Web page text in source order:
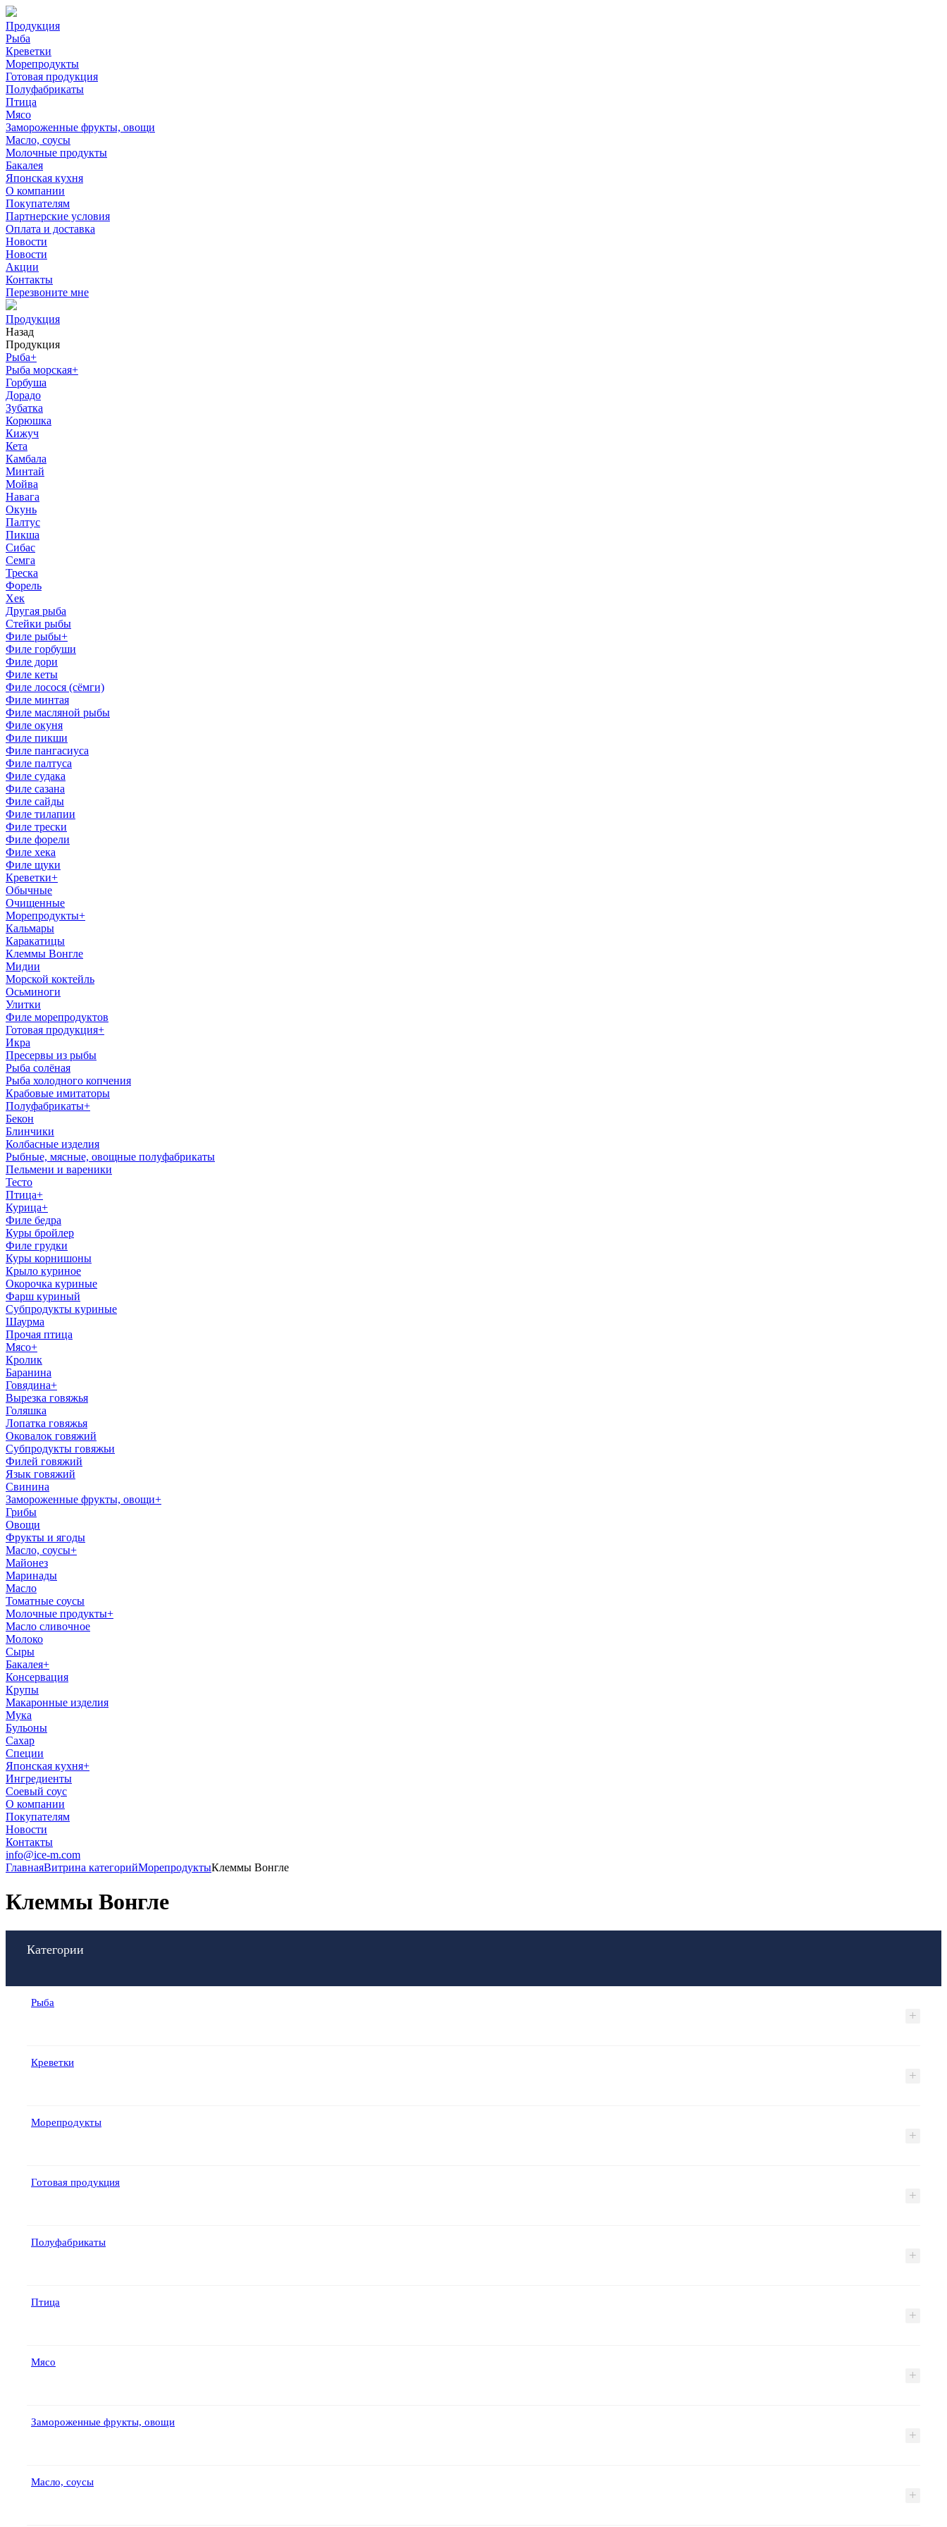
Продукция
Рыба
Креветки
Морепродукты
Готовая продукция
Полуфабрикаты
Птица
Мясо
Замороженные фрукты, овощи
Масло, соусы
Молочные продукты
Бакалея
Японская кухня
О компании
Покупателям
Партнерские условия
Оплата и доставка
Новости
Новости
Акции
Контакты
Перезвоните мне
Продукция
Назад
Продукция
Рыба+
Рыба морская+
Горбуша
Дорадо
Зубатка
Корюшка
Кижуч
Кета
Камбала
Минтай
Мойва
Навага
Окунь
Палтус
Пикша
Сибас
Семга
Треска
Форель
Хек
Другая рыба
Стейки рыбы
Филе рыбы+
Филе горбуши
Филе дори
Филе кеты
Филе лосоcя (сёмги)
Филе минтая
Филе масляной рыбы
Филе окуня
Филе пикши
Филе пангасиуса
Филе палтуса
Филе судака
Филе сазана
Филе сайды
Филе тилапии
Филе трески
Филе форели
Филе хека
Филе щуки
Креветки+
Обычные
Очищенные
Морепродукты+
Кальмары
Каракатицы
Клеммы Вонгле
Мидии
Морской коктейль
Осьминоги
Улитки
Филе морепродуктов
Готовая продукция+
Икра
Пресервы из рыбы
Рыба солёная
Рыба холодного копчения
Крабовые имитаторы
Полуфабрикаты+
Бекон
Блинчики
Колбасные изделия
Рыбные, мясные, овощные полуфабрикаты
Пельмени и вареники
Тесто
Птица+
Курица+
Филе бедра
Куры бройлер
Филе грудки
Куры корнишоны
Крыло куриное
Окорочка куриные
Фарш куриный
Субпродукты куриные
Шаурма
Прочая птица
Мясо+
Кролик
Баранина
Говядина+
Вырезка говяжья
Голяшка
Лопатка говяжья
Оковалок говяжий
Субпродукты говяжьи
Филей говяжий
Язык говяжий
Свинина
Замороженные фрукты, овощи+
Грибы
Овощи
Фрукты и ягоды
Масло, соусы+
Майонез
Маринады
Масло
Томатные соусы
Молочные продукты+
Масло сливочное
Молоко
Сыры
Бакалея+
Консервация
Крупы
Макаронные изделия
Мука
Бульоны
Сахар
Специи
Японская кухня+
Ингредиенты
Соевый соус
О компании
Покупателям
Новости
Контакты
info@ice-m.com
ГлавнаяВитрина категорийМорепродуктыКлеммы Вонгле
Клеммы Вонгле
Категории
Рыба
+
Креветки
+
Морепродукты
+
Готовая продукция
+
Полуфабрикаты
+
Птица
+
Мясо
+
Замороженные фрукты, овощи
+
Масло, соусы
+